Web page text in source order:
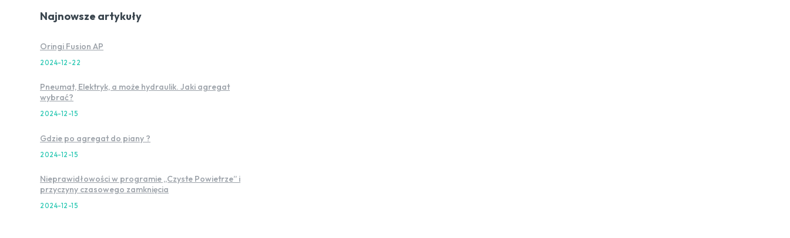
Najnowsze artykuły
Oringi Fusion AP
2024-12-22
Pneumat, Elektryk, a może hydraulik. Jaki agregat
wybrać?
2024-12-15
Gdzie po agregat do piany ?
2024-12-15
Nieprawidłowości w programie „Czyste Powietrze” i
przyczyny czasowego zamknięcia
2024-12-15